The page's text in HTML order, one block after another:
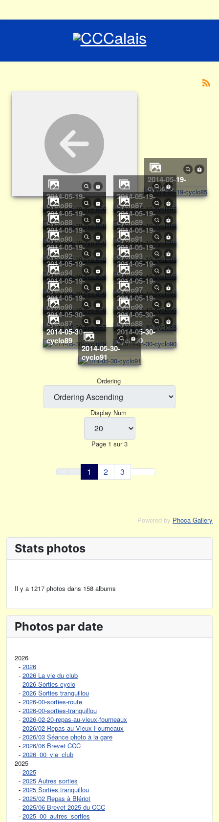
Stats photos
Il y a 1217 photos dans 158 albums
Photos par date
2026
- 2026
- 2026 La vie du club
- 2026 Sorties cyclo
- 2026 Sorties tranquillou
- 2026-00-sorties-route
- 2026-00-sorties-tranquillou
- 2026-02-20-repas-au-vieux-fourneaux
- 2026/02 Repas au Vieux Fourneaux
- 2026/03 Séance photo à la gare
- 2026/06 Brevet CCC
- 2026_00_vie_club
2025
- 2025
- 2025 Autres sorties
- 2025 Sorties tranquillou
- 2025/02 Repas à Blériot
- 2025/06 Brevet 2025 du CCC
- 2025_00_autres_sorties
2014-05-19-
cyclo85
2014-05-19-
cyclo86
2014-05-19-
cyclo87
2014-05-19-
cyclo88
2014-05-19-
cyclo89
2014-05-19-
cyclo90
2014-05-19-
cyclo91
2014-05-19-
cyclo92
2014-05-19-
cyclo93
2014-05-19-
cyclo94
2014-05-19-
cyclo95
2014-05-19-
cyclo96
2014-05-19-
cyclo97
2014-05-19-
cyclo98
2014-05-19-
cyclo99
2014-05-30-
cyclo87
2014-05-30-
cyclo88
2014-05-30-
cyclo89
2014-05-30-
cyclo90
2014-05-30-
cyclo91
Ordering
Display Num
Page 1 sur 3
1 2 3
Powered by Phoca Gallery